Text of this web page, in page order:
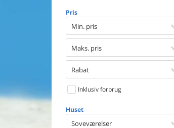
Pris
Min. pris
Maks. pris
Rabat
Inklusiv forbrug
Huset
Soveværelser